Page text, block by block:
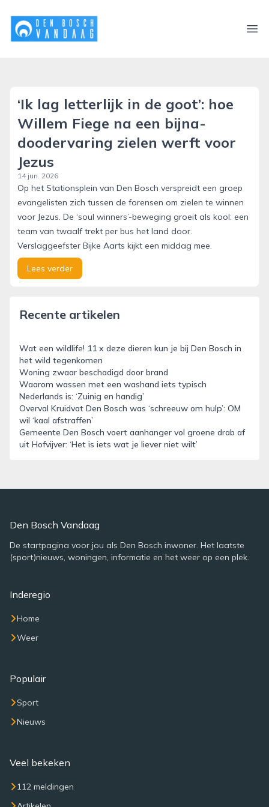
denboschvandaag.nl
‘Ik lag letterlijk in de goot’: hoe
Willem Fiege na een bijna-
doodervaring zielen werft voor
Jezus
14 jun. 2026
Op het Stationsplein van Den Bosch verspreidt een groep
evangelisten zich tussen de forensen om zielen te winnen
voor Jezus. De ‘soul winners’-beweging groeit als kool: een
team van twaalf trekt per bus het land door.
Verslaggeefster Bijke Aarts kijkt een middag mee.
Lees verder
Recente artikelen
Wat een wildlife! 11 x deze dieren kun je bij Den Bosch in
het wild tegenkomen
Woning zwaar beschadigd door brand
Waarom wassen met een washand iets typisch
Nederlands is: ‘Zuinig en handig’
Overval Kruidvat Den Bosch was ‘schreeuw om hulp’: OM
wil ‘kaal afstraffen’
Gemeente Den Bosch voert aanhanger vol groene drab af
uit Hofvijver: ‘Het is iets wat je liever niet wilt’
Den Bosch Vandaag
De startpagina voor jou als Den Bosch inwoner. Het laatste
(sport)nieuws, woningen, informatie en het weer op een plek.
Inderegio
Home
Weer
Populair
Sport
Nieuws
Veel bekeken
112 meldingen